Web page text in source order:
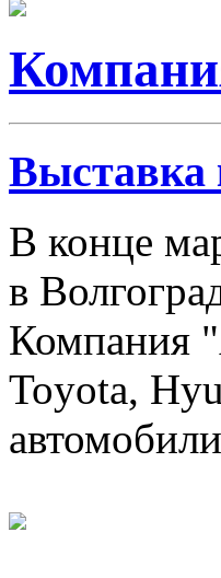
Выставка
В конце
в
Компания
Toyota,